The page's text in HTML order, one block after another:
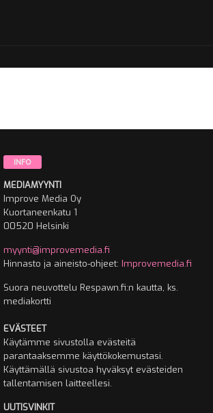
INFO
MEDIAMYYNTI
Improve Media Oy
Kuortaneenkatu 1
00520 Helsinki
myynti@improvemedia.fi
Hinnasto ja aineisto-ohjeet: Improvemedia.fi
Suora neuvottelu Respawn.fi:n kautta, ks.
mediakortti
EVÄSTEET
Käytämme sivustolla evästeitä
parantaaksemme käyttökokemustasi.
Käyttämällä sivustoa hyväksyt evästeiden
tallentamisen laitteellesi.
UUTISVINKIT